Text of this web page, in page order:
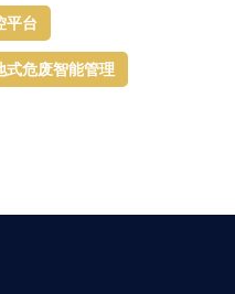
平台
式危废智能管理